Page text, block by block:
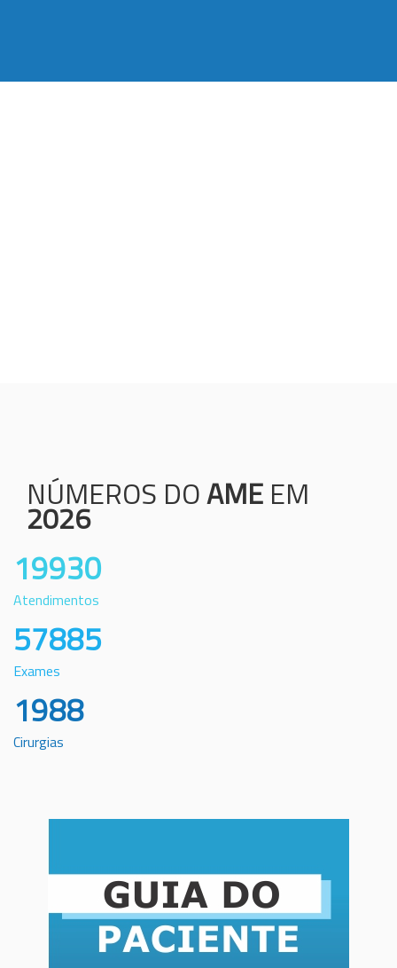
NÚMEROS DOAME EM
2026
19930
Atendimentos
57885
Exames
1988
Cirurgias